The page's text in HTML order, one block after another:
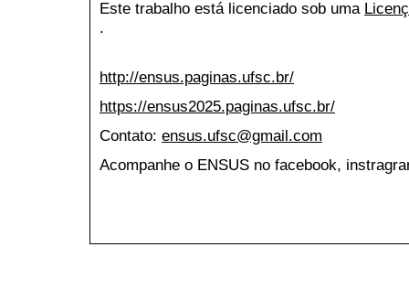
Este trabalho está licenciado sob uma
.
http://ensus.paginas.ufsc.br/
https://ensus2025.paginas.ufsc.br/
Contato: ensus.ufsc@gmail.com
Acompanhe o ENSUS no facebook,